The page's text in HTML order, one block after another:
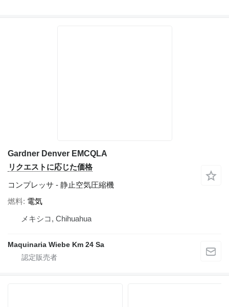
Gardner Denver EMCQLA
リクエストに応じた価格
コンプレッサ - 静止空気圧縮機
燃料 電気
メキシコ, Chihuahua
Maquinaria Wiebe Km 24 Sa